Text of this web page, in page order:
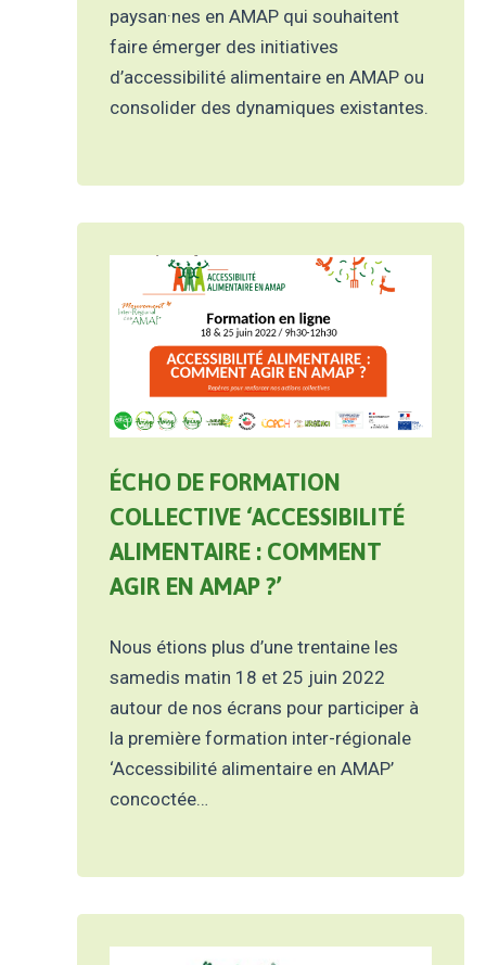
paysan·nes en AMAP qui souhaitent
faire émerger des initiatives
d’accessibilité alimentaire en AMAP ou
consolider des dynamiques existantes.
ÉCHO DE FORMATION
COLLECTIVE ‘ACCESSIBILITÉ
ALIMENTAIRE : COMMENT
AGIR EN AMAP ?’
Nous étions plus d’une trentaine les
samedis matin 18 et 25 juin 2022
autour de nos écrans pour participer à
la première formation inter-régionale
‘Accessibilité alimentaire en AMAP’
concoctée…